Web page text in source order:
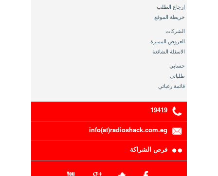
إرجاع الطلب
خريطة الموقع
الشركات
العروض المميزة
الاسئلة الشائعة
حسابي
طلباتي
قائمة رغباتي
19419
info(at)radioshack.com.eg
فرص الشراكة